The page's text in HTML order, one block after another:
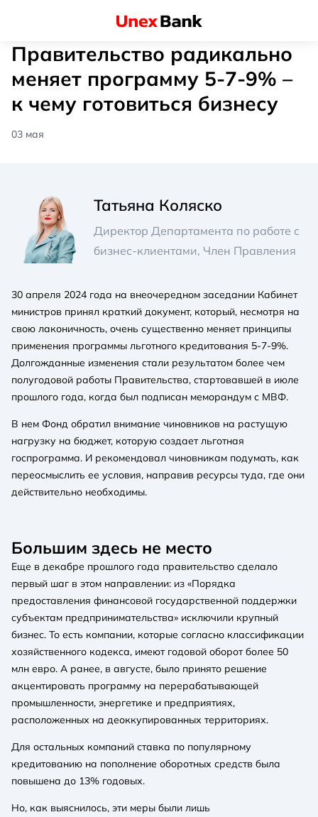
Правительство радикально
меняет программу 5-7-9% –
к чему готовиться бизнесу
03 мая
Татьяна Коляско
Директор Департамента по работе с
бизнес-клиентами, Член Правления
30 апреля 2024 года на внеочередном заседании Кабинет
министров принял краткий документ, который, несмотря на
свою лаконичность, очень существенно меняет принципы
применения программы льготного кредитования 5-7-9%.
Долгожданные изменения стали результатом более чем
полугодовой работы Правительства, стартовавшей в июле
прошлого года, когда был подписан меморандум с МВФ.
В нем Фонд обратил внимание чиновников на растущую
нагрузку на бюджет, которую создает льготная
госпрограмма. И рекомендовал чиновникам подумать, как
переосмыслить ее условия, направив ресурсы туда, где они
действительно необходимы.
Большим здесь не место
Еще в декабре прошлого года правительство сделало
первый шаг в этом направлении: из «Порядка
предоставления финансовой государственной поддержки
субъектам предпринимательства» исключили крупный
бизнес. То есть компании, которые согласно классификации
хозяйственного кодекса, имеют годовой оборот более 50
млн евро. А ранее, в августе, было принято решение
акцентировать программу на перерабатывающей
промышленности, энергетике и предприятиях,
расположенных на деоккупированных территориях.
Для остальных компаний ставка по популярному
кредитованию на пополнение оборотных средств была
повышена до 13% годовых.
Но, как выяснилось, эти меры были лишь